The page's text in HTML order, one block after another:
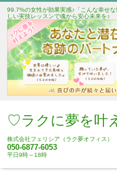
99.7%の女性が効果実感♪「こんな幸せ
しい実技レッスンで魂から安心未来を♪
♡ラクに夢を叶
株式会社フェリシア（ラク夢オフィス）
050-6877-6053
平日9時～18時